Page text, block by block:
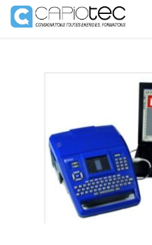
Se rendre au contenu